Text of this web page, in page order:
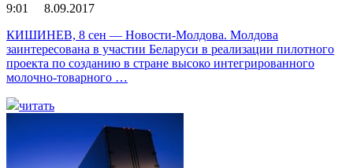
9:01 8.09.2017
КИШИНЕВ, 8 сен — Новости-Молдова. Молдова
заинтересована в участии Беларуси в реализации пилотного
проекта по созданию в стране высоко интегрированного
молочно-товарного …
читать